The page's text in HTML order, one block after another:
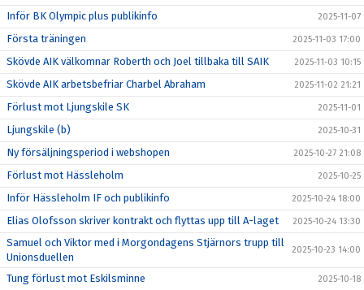
Inför BK Olympic plus publikinfo 2025-11-07
Första träningen 2025-11-03 17:00
Skövde AIK välkomnar Roberth och Joel tillbaka till SAIK 2025-11-03 10:15
Skövde AIK arbetsbefriar Charbel Abraham 2025-11-02 21:21
Förlust mot Ljungskile SK 2025-11-01
Ljungskile (b) 2025-10-31
Ny försäljningsperiod i webshopen 2025-10-27 21:08
Förlust mot Hässleholm 2025-10-25
Inför Hässleholm IF och publikinfo 2025-10-24 18:00
Elias Olofsson skriver kontrakt och flyttas upp till A-laget 2025-10-24 13:30
Samuel och Viktor med i Morgondagens Stjärnors trupp till
Unionsduellen
2025-10-23 14:00
Tung förlust mot Eskilsminne 2025-10-18